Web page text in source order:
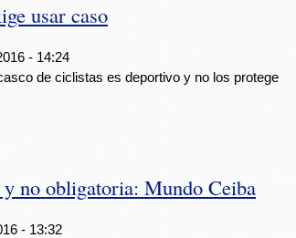
usar caso
- 14:24
de ciclistas es deportivo y no los protege
no obligatoria: Mundo Ceiba
- 13:32